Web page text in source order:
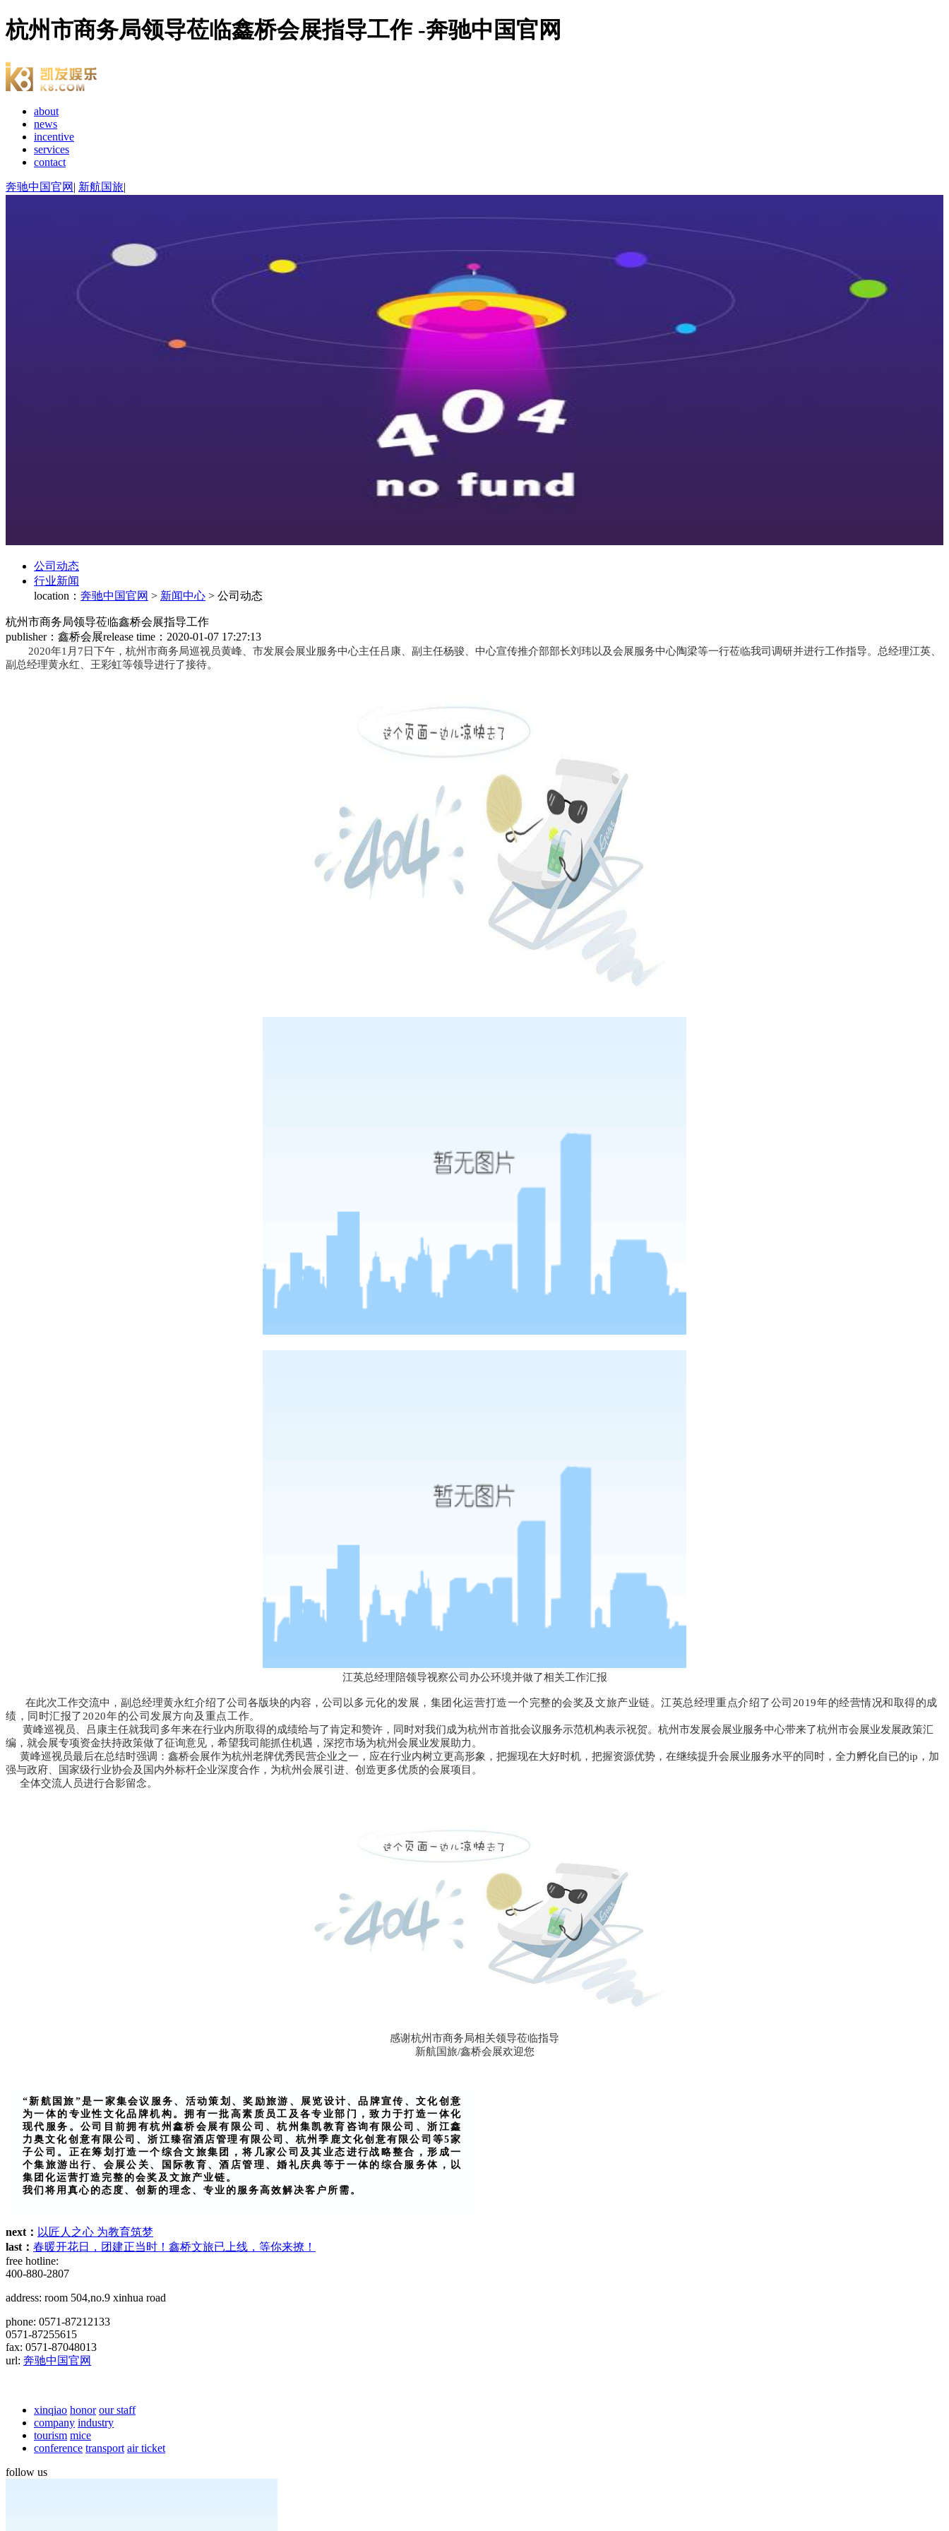
杭州市商务局领导莅临鑫桥会展指导工作 -奔驰中国官网
about
news
incentive
services
contact
奔驰中国官网 | 新航国旅|
公司动态
行业新闻
location： 奔驰中国官网 > 新闻中心 > 公司动态
杭州市商务局领导莅临鑫桥会展指导工作
publisher：鑫桥会展release time：2020-01-07 17:27:13
2020年1月7日下午，杭州市商务局巡视员黄峰、市发展会展业服务中心主任吕康、副主任杨骏、中心宣传推介部部长刘玮以及会展服务中心陶梁等一行莅临我司调研并进行工作指导。总经理江英、
副总经理黄永红、王彩虹等领导进行了接待。
江英总经理陪领导视察公司办公环境并做了相关工作汇报
在此次工作交流中，副总经理黄永红介绍了公司各版块的内容，公司以多元化的发展， 集团化运营打造一个完整的会奖及文旅产业链。江英总经理重点介绍了公司 2019年的经营情况和取得的成
绩，同时汇报了2020年的公司发展方向及重点工作。
黄峰巡视员、吕康主任就我司多年来在行业内所取得的成绩给与了肯定和赞许，同时对我们成为杭州市首批会议服务示范机构表示祝贺。杭州市发展会展业服务中心带来了杭州市会展业发展政策汇
编，就会展专项资金扶持政策做了征询意见，希望我司能抓住机遇，深挖市场为杭州会展业发展助力。
黄峰巡视员最后在总结时强调：鑫桥会展作为杭州老牌优秀民营企业之一，应在行业内树立更高形象，把握现在大好时机，把握资源优势，在继续提升会展业服务水平的同时，全力孵化自已的ip，加
强与政府、国家级行业协会及国内外标杆企业深度合作，为杭州会展引进、创造更多优质的会展项目。
全体交流人员进行合影留念。
感谢杭州市商务局相关领导莅临指导
新航国旅/鑫桥会展欢迎您
“新航国旅”是一家集会议服务、活动策划、奖励旅游、展览设计、品牌宣传、文化创意
为一体的专业性文化品牌机构。拥有一批高素质员工及各专业部门，致力于打造一体化
现代服务。公司目前拥有杭州鑫桥会展有限公司、杭州集凯教育咨询有限公司 、浙江鑫
力奥文化创意有限公司 、浙江臻宿酒店管理有限公司、杭州季鹿文化创意有限公司 等5家
子公司。正在筹划打造一个综合文旅集团，将几家公司及其业态进行战略整合，形成一
个集旅游出行、会展公关、国际教育、酒店管理、婚礼庆典等于一体的综合服务体，以
集团化运营打造完整的会奖及文旅产业链。
我们将用真心的态度、创新的理念、专业的服务高效解决客户所需。
next： 以匠人之心 为教育筑梦
last： 春暖开花日，团建正当时！鑫桥文旅已上线，等你来撩！
free hotline:
400-880-2807
address: room 504,no.9 xinhua road
phone: 0571-87212133
0571-87255615
fax: 0571-87048013
url: 奔驰中国官网
xinqiao honor our staff
company industry
tourism mice
conference transport air ticket
follow us